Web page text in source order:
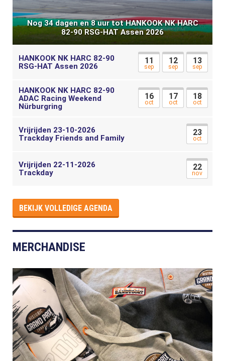
Nog 34 dagen en 8 uur tot HANKOOK NK HARC
82-90 RSG-HAT Assen 2026
HANKOOK NK HARC 82-90
RSG-HAT Assen 2026
11
sep
12
sep
13
sep
HANKOOK NK HARC 82-90
ADAC Racing Weekend
Nürburgring
16
oct
17
oct
18
oct
Vrijrijden 23-10-2026
Trackday Friends and Family
23
oct
Vrijrijden 22-11-2026
Trackday
22
nov
BEKIJK VOLLEDIGE AGENDA
MERCHANDISE